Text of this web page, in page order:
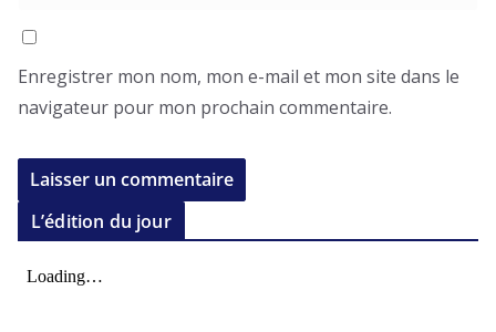
Enregistrer mon nom, mon e-mail et mon site dans le
navigateur pour mon prochain commentaire.
L’édition du jour